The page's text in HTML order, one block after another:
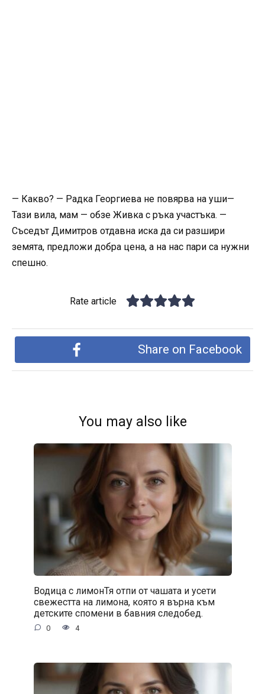
— Какво? — Радка Георгиева не повярва на уши—
Тази вила, мам — обзе Живка с ръка участъка. —
Съседът Димитров отдавна иска да си разшири
земята, предложи добра цена, а на нас пари са нужни
спешно.
Rate article
Share on Facebook
You may also like
Водица с лимонТя отпи от чашата и усети
свежестта на лимона, която я върна към
детските спомени в бавния следобед.
0 4